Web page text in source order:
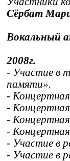
Сёрбат
Вокальный
2008г.
- Участие в
памяти».
-
-
-
-
- Участие в
- Участие в